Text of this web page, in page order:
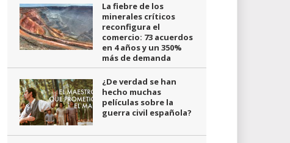
La fiebre de los
minerales críticos
reconfigura el
comercio: 73 acuerdos
en 4 años y un 350%
más de demanda
¿De verdad se han
hecho muchas
películas sobre la
guerra civil española?